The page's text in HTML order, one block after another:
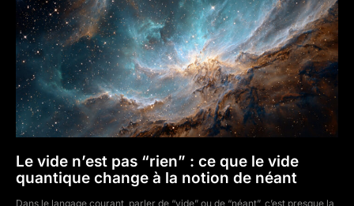
Le vide n’est pas “rien” : ce que le vide
quantique change à la notion de néant
Dans le langage courant, parler de “vide” ou de “néant”, c’est presque la